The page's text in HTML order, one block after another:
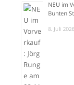
NEU im
Bunten
8. Juli 2026